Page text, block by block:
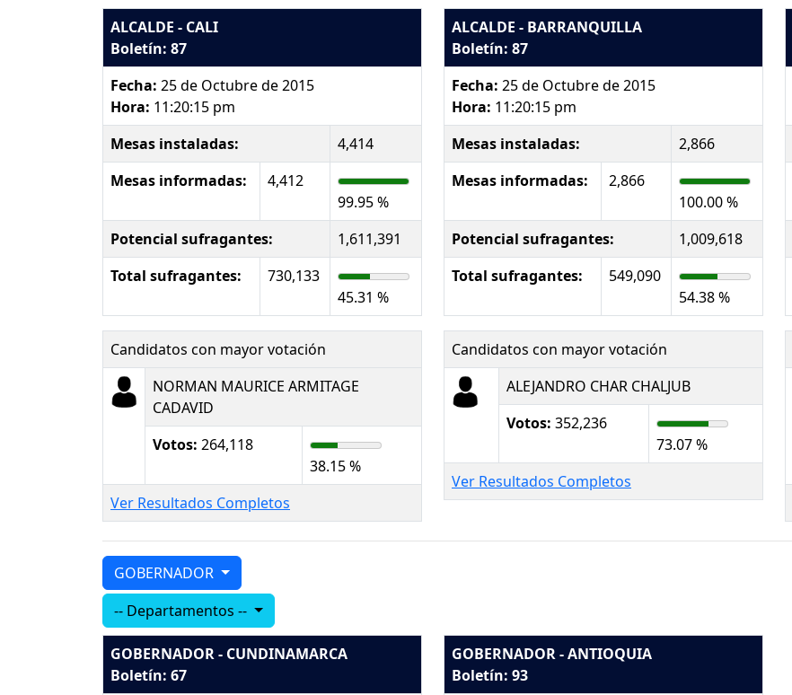
ALCALDE - CALI
Boletín: 87
Fecha: 25 de Octubre de 2015
Hora: 11:20:15 pm
Mesas instaladas:
4,414
Mesas informadas:
4,412
99.95 %
Potencial sufragantes:
1,611,391
Total sufragantes:
730,133
45.31 %
Candidatos con mayor votación
NORMAN MAURICE ARMITAGE
CADAVID
Votos: 264,118
38.15 %
Ver Resultados Completos
ALCALDE - BARRANQUILLA
Boletín: 87
Fecha: 25 de Octubre de 2015
Hora: 11:20:15 pm
Mesas instaladas:
2,866
Mesas informadas:
2,866
100.00 %
Potencial sufragantes:
1,009,618
Total sufragantes:
549,090
54.38 %
Candidatos con mayor votación
ALEJANDRO CHAR CHALJUB
Votos: 352,236
73.07 %
Ver Resultados Completos
GOBERNADOR
-- Departamentos --
GOBERNADOR - CUNDINAMARCA
Boletín: 67
GOBERNADOR - ANTIOQUIA
Boletín: 93